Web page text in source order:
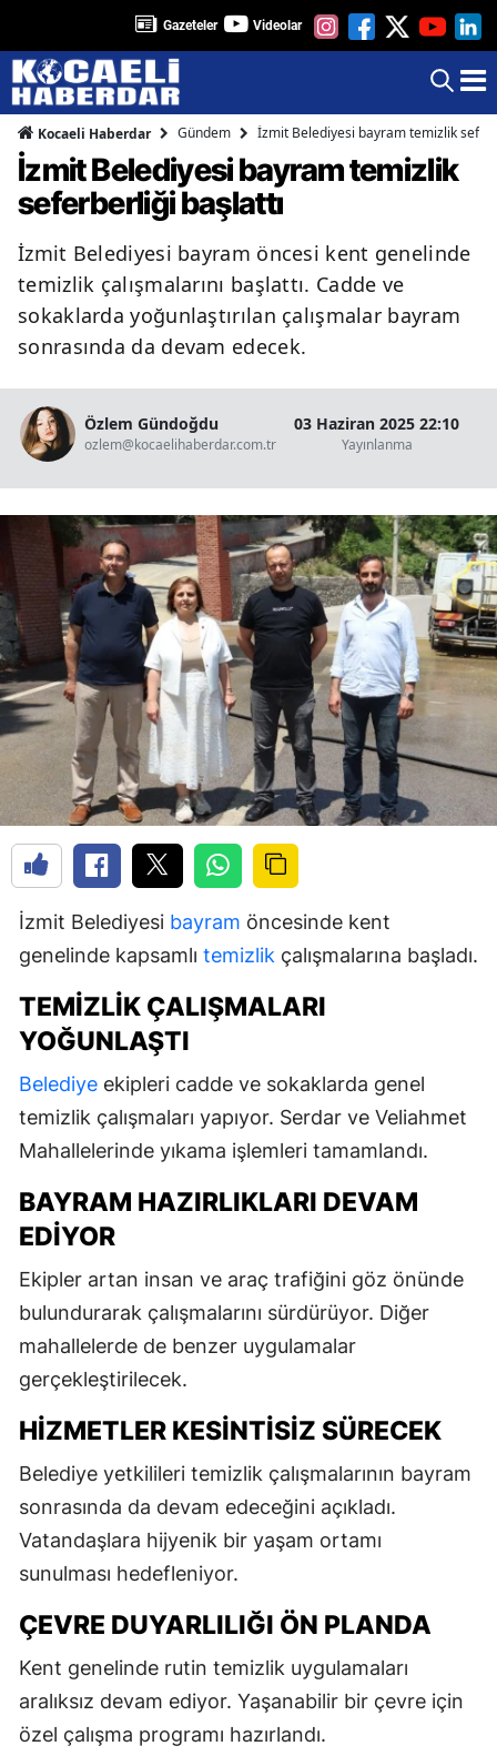
Gazeteler Videolar
Kocaeli Haberdar Gündem İzmit Belediyesi bayram temizlik
İzmit Belediyesi bayram temizlik
seferberliği başlattı
İzmit Belediyesi bayram öncesi kent genelinde
temizlik çalışmalarını başlattı. Cadde ve
sokaklarda yoğunlaştırılan çalışmalar bayram
sonrasında da devam edecek.
Özlem Gündoğdu
ozlem@kocaelihaberdar.com.tr
03 Haziran 2025 22:10
Yayınlanma
İzmit Belediyesi bayram öncesinde kent
genelinde kapsamlı temizlik çalışmalarına başladı.
TEMIZLIK ÇALIŞMALARI
YOĞUNLAŞTI
Belediye ekipleri cadde ve sokaklarda genel
temizlik çalışmaları yapıyor. Serdar ve Veliahmet
Mahallelerinde yıkama işlemleri tamamlandı.
BAYRAM HAZIRLIKLARI DEVAM
EDIYOR
Ekipler artan insan ve araç trafiğini göz önünde
bulundurarak çalışmalarını sürdürüyor. Diğer
mahallelerde de benzer uygulamalar
gerçekleştirilecek.
HIZMETLER KESINTISIZ SÜRECEK
Belediye yetkilileri temizlik çalışmalarının bayram
sonrasında da devam edeceğini açıkladı.
Vatandaşlara hijyenik bir yaşam ortamı
sunulması hedefleniyor.
ÇEVRE DUYARLILIĞI ÖN PLANDA
Kent genelinde rutin temizlik uygulamaları
aralıksız devam ediyor. Yaşanabilir bir çevre için
özel çalışma programı hazırlandı.